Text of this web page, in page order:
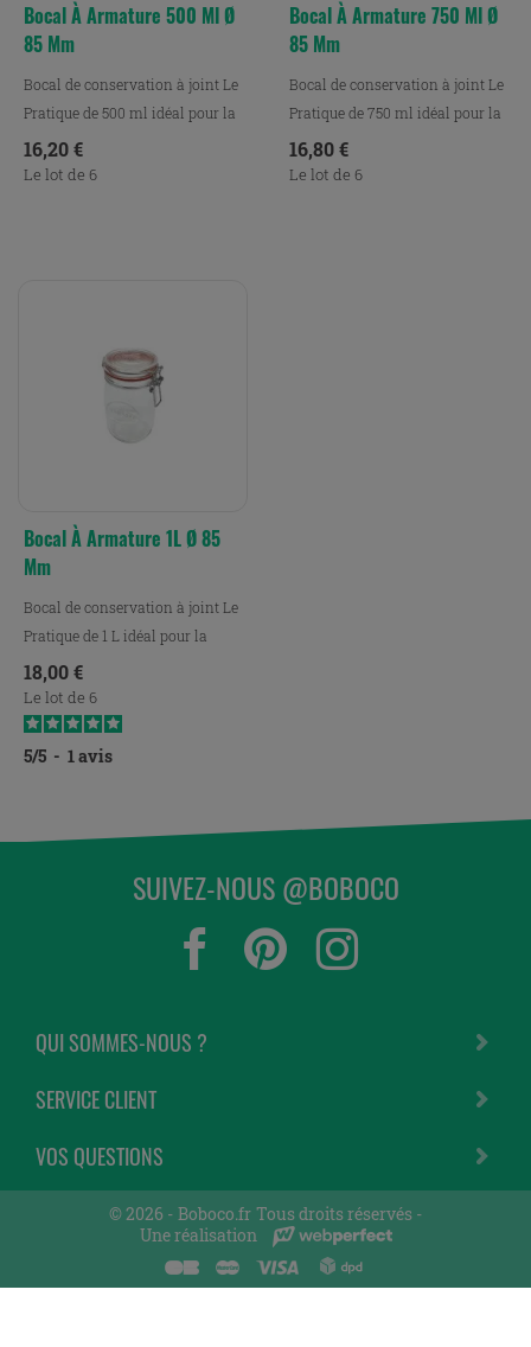
Bocal À Armature 500 Ml Ø
85 Mm
Bocal de conservation à joint Le
Pratique de 500 ml idéal pour la
conservation,...
Prix
16,20 €
Le lot de 6
Bocal À Armature 750 Ml Ø
85 Mm
Bocal de conservation à joint Le
Pratique de 750 ml idéal pour la
conservation,...
Prix
16,80 €
Le lot de 6
Bocal À Armature 1L Ø 85
Mm
Bocal de conservation à joint Le
Pratique de 1 L idéal pour la
conservation, le...
Prix
18,00 €
Le lot de 6
5/5 - 1avis
QUI SOMMES-NOUS ?
SERVICE CLIENT
VOS QUESTIONS
SUIVEZ-NOUS @BOBOCO
© 2026 - Boboco.fr Tous droits réservés -
Une réalisation